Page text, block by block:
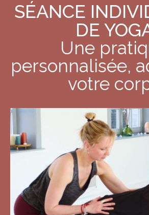
SÉANCE
DE
Une
personnalisée,
votre